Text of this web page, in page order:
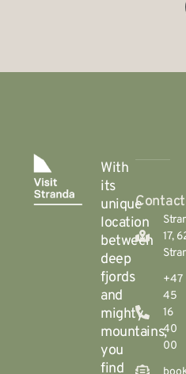
With
its
unique
location
between
deep
fjords
and
mighty
mountains,
you
find
Contact
17,
+47
45
16
40
00